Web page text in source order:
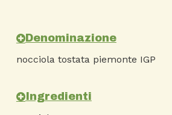
Denominazione
nocciola tostata piemonte IGP
Ingredienti